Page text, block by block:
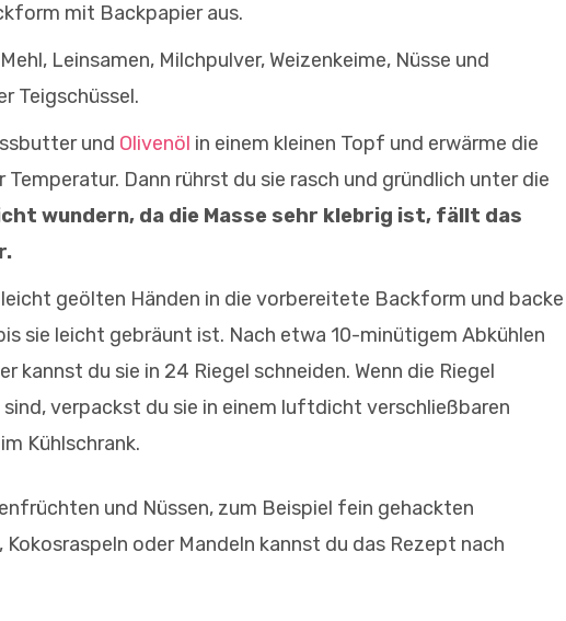
mit Backpapier aus.
Leinsamen, Milchpulver, Weizenkeime, Nüsse und
Teigschüssel.
und Olivenöl in einem kleinen Topf und erwärme die
Dann rührst du sie rasch und gründlich unter die
wundern, da die Masse sehr klebrig ist, fällt das
geölten Händen in die vorbereitete Backform und backe
sie leicht gebräunt ist. Nach etwa 10-minütigem Abkühlen
kannst du sie in 24 Riegel schneiden. Wenn die Riegel
verpackst du sie in einem luftdicht verschließbaren
Kühlschrank.
und Nüssen, zum Beispiel fein gehackten
oder Mandeln kannst du das Rezept nach